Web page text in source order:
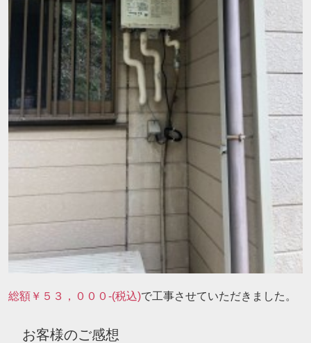
総額￥５３，０００-(税込)で工事させていただきました。
お客様のご感想